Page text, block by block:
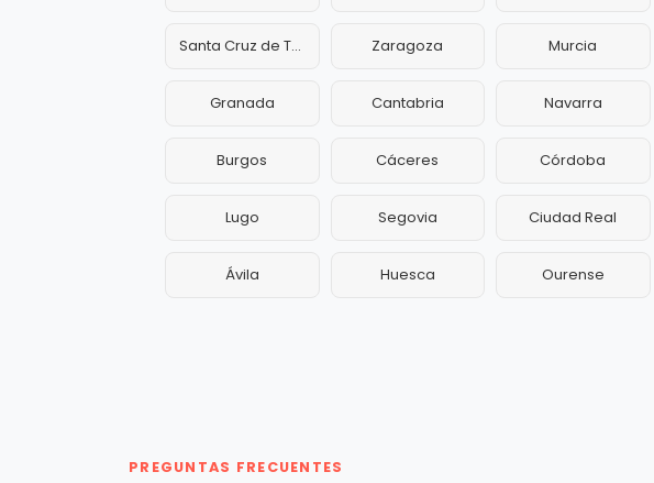
Santa Cruz de Tenerife Zaragoza Murcia
Granada Cantabria Navarra
Burgos Cáceres Córdoba
Lugo Segovia Ciudad Real
Ávila Huesca Ourense
PREGUNTAS FRECUENTES